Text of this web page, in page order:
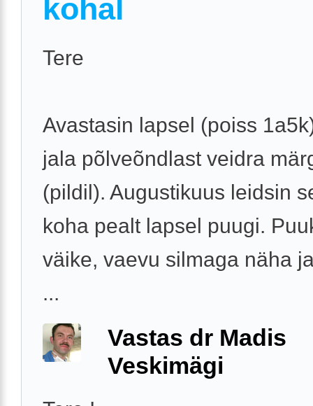
kohal
Tere
Avastasin lapsel (poiss
jala põlveõndlast veidra
(pildil). Augustikuus leidsin
koha pealt lapsel puugi.
väike, vaevu silmaga näha
...
Vastas dr Madis
Veskimägi